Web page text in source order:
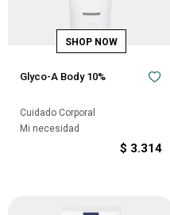
Glyco-A Body 10%
Cuidado Corporal
Mi necesidad
$ 3.314